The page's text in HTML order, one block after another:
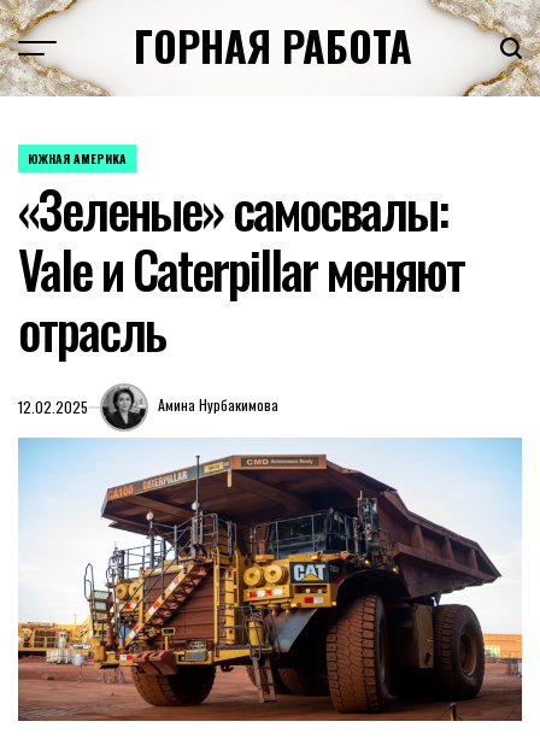
Перейти
к
содержимому
ГОРНАЯ РАБОТА
ОПУБЛИКОВАНО
ЮЖНАЯ АМЕРИКА
«Зеленые» самосвалы:
Vale и Caterpillar меняют
отрасль
12.02.2025 Амина Нурбакимова